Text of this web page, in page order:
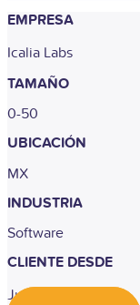
EMPRESA
Icalia Labs
TAMAÑO
0-50
UBICACIÓN
MX
INDUSTRIA
Software
CLIENTE DESDE
Julio, 2021